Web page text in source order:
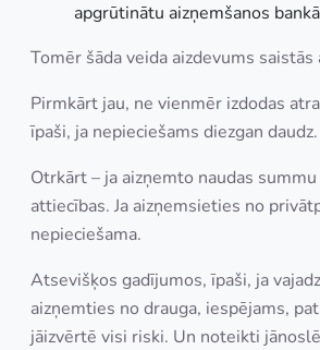
apgrūtinātu aizņemšanos
Tomēr šāda veida aizdevums
Pirmkārt jau, ne vienmēr izdodas
īpaši, ja nepieciešams diezgan daudz.
Otrkārt – ja aizņemto naudas
attiecības. Ja aizņemsieties no
nepieciešama.
Atsevišķos gadījumos, īpaši, ja
aizņemties no drauga, iespējams,
jāizvērtē visi riski. Un noteikti